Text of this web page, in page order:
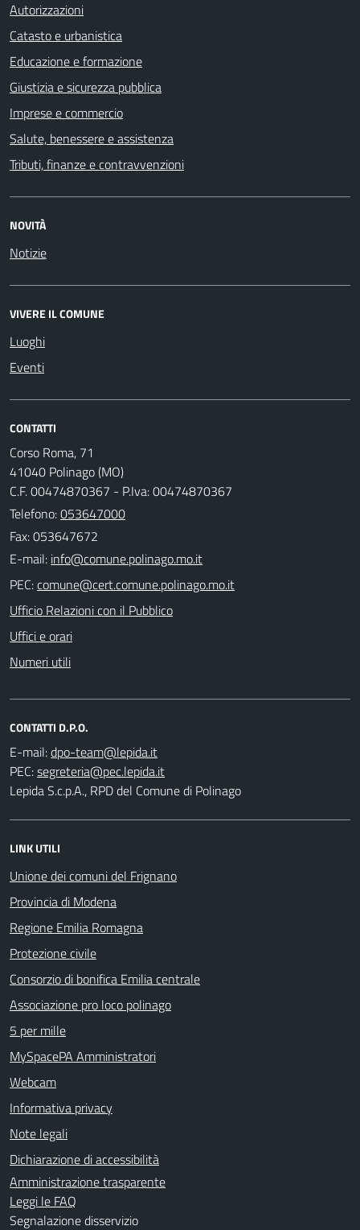
Autorizzazioni
Catasto e urbanistica
Educazione e formazione
Giustizia e sicurezza pubblica
Imprese e commercio
Salute, benessere e assistenza
Tributi, finanze e contravvenzioni
NOVITÀ
Notizie
VIVERE IL COMUNE
Luoghi
Eventi
CONTATTI
Corso Roma, 71
41040 Polinago (MO)
C.F. 00474870367 - P.Iva: 00474870367
Telefono:053647000
Fax: 053647672
E-mail:
PEC:
Ufficio Relazioni con il Pubblico
Uffici e orari
Numeri utili
CONTATTI D.P.O.
E-mail:
PEC:
Lepida S.c.p.A., RPD del Comune di Polinago
LINK UTILI
Unione dei comuni del Frignano
Provincia di Modena
Regione Emilia Romagna
Protezione civile
Consorzio di bonifica Emilia centrale
Associazione pro loco polinago
5 per mille
MySpacePA Amministratori
Webcam
Informativa privacy
Note legali
Dichiarazione di accessibilità
Amministrazione trasparente
Leggi le FAQ
Segnalazione disservizio